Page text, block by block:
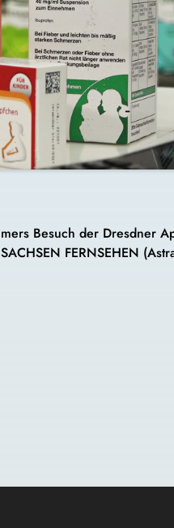
Besuch der
FERNSEHEN